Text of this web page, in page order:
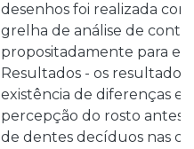
desenhos foi realizada
grelha de análise de
propositadamente para
Resultados - os resultados
existência de diferenças
percepção do rosto antes
de dentes decíduos nas